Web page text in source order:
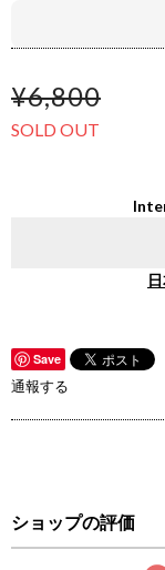
¥6,800
SOLD OUT
Save
通報する
ショップの評価